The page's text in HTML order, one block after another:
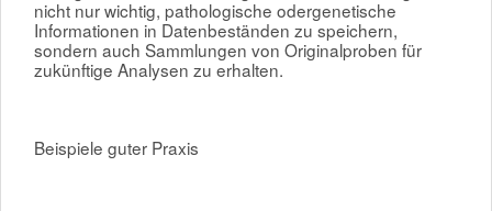
nicht nur wichtig, pathologische odergenetische
Informationen in Datenbeständen zu speichern,
sondern auch Sammlungen von Originalproben für
zukünftige Analysen zu erhalten.
Beispiele guter Praxis